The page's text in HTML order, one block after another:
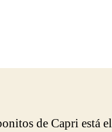
de Capri está